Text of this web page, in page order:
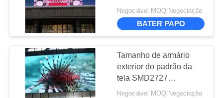
SHOW
DE
SOBRE
Exibição de
publicidade LED
12
cor completa de SMD
RGB definição alta
P6.67
Negociável MOQ:Negociação
BATER PAPO
Tamanho de armário
exterior do padrão da
tela SMD2727
960*960mm do diodo
Negociável MOQ:Negociação